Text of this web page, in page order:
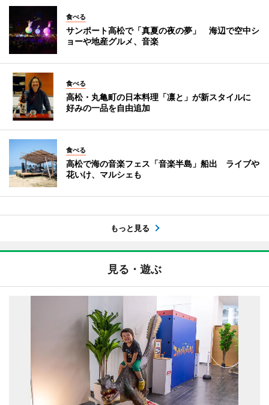
食べる
サンポート高松で「真夏の夜の夢」 海辺で空中シ
ョーや地産グルメ、音楽
食べる
高松・丸亀町の日本料理「凛と」が新スタイルに
好みの一品を自由追加
食べる
高松で海の音楽フェス「音楽半島」船出 ライブや
花いけ、マルシェも
もっと見る
見る・遊ぶ